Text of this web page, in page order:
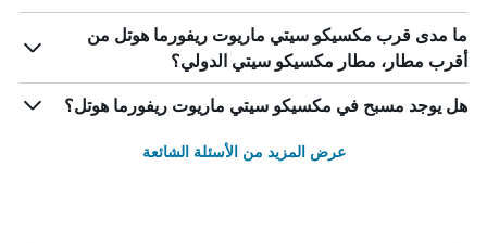
ما مدى قرب مكسيكو سيتي ماريوت ريفورما هوتل من
أقرب مطار، مطار مكسيكو سيتي الدولي؟
هل يوجد مسبح في مكسيكو سيتي ماريوت ريفورما هوتل؟
عرض المزيد من الأسئلة الشائعة